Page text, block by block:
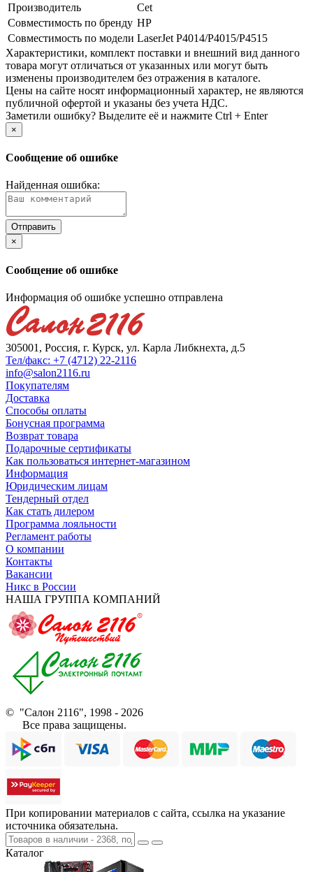
Производитель
Cet
Совместимость по бренду HP
Совместимость по модели LaserJet P4014/­P4015/­P4515
Xарактеристики, комплект поставки и внешний вид данного
товара могут отличаться от указанных или могут быть
изменены производителем без отражения в каталоге.
Цены на сайте носят информационный характер, не являются
публичной офертой и указаны без учета НДС.
Заметили ошибку? Выделите её и нажмите Ctrl + Enter
×
Сообщение об ошибке
Найденная ошибка:
×
Сообщение об ошибке
Информация об ошибке успешно отправлена
305001, Россия, г. Курск, ул. Карла Либкнехта, д.5
Тел/факс: +7 (4712) 22-2116
info@salon2116.ru
Покупателям
Доставка
Способы оплаты
Бонусная программа
Возврат товара
Подарочные сертификаты
Как пользоваться интернет-магазином
Информация
Юридическим лицам
Тендерный отдел
Как стать дилером
Программа лояльности
Регламент работы
О компании
Контакты
Вакансии
Никс в России
НАША ГРУППА КОМПАНИЙ
© "Салон 2116", 1998 - 2026
Все права защищены.
При копировании материалов с сайта, ссылка на указание
источника обязательна.
Каталог